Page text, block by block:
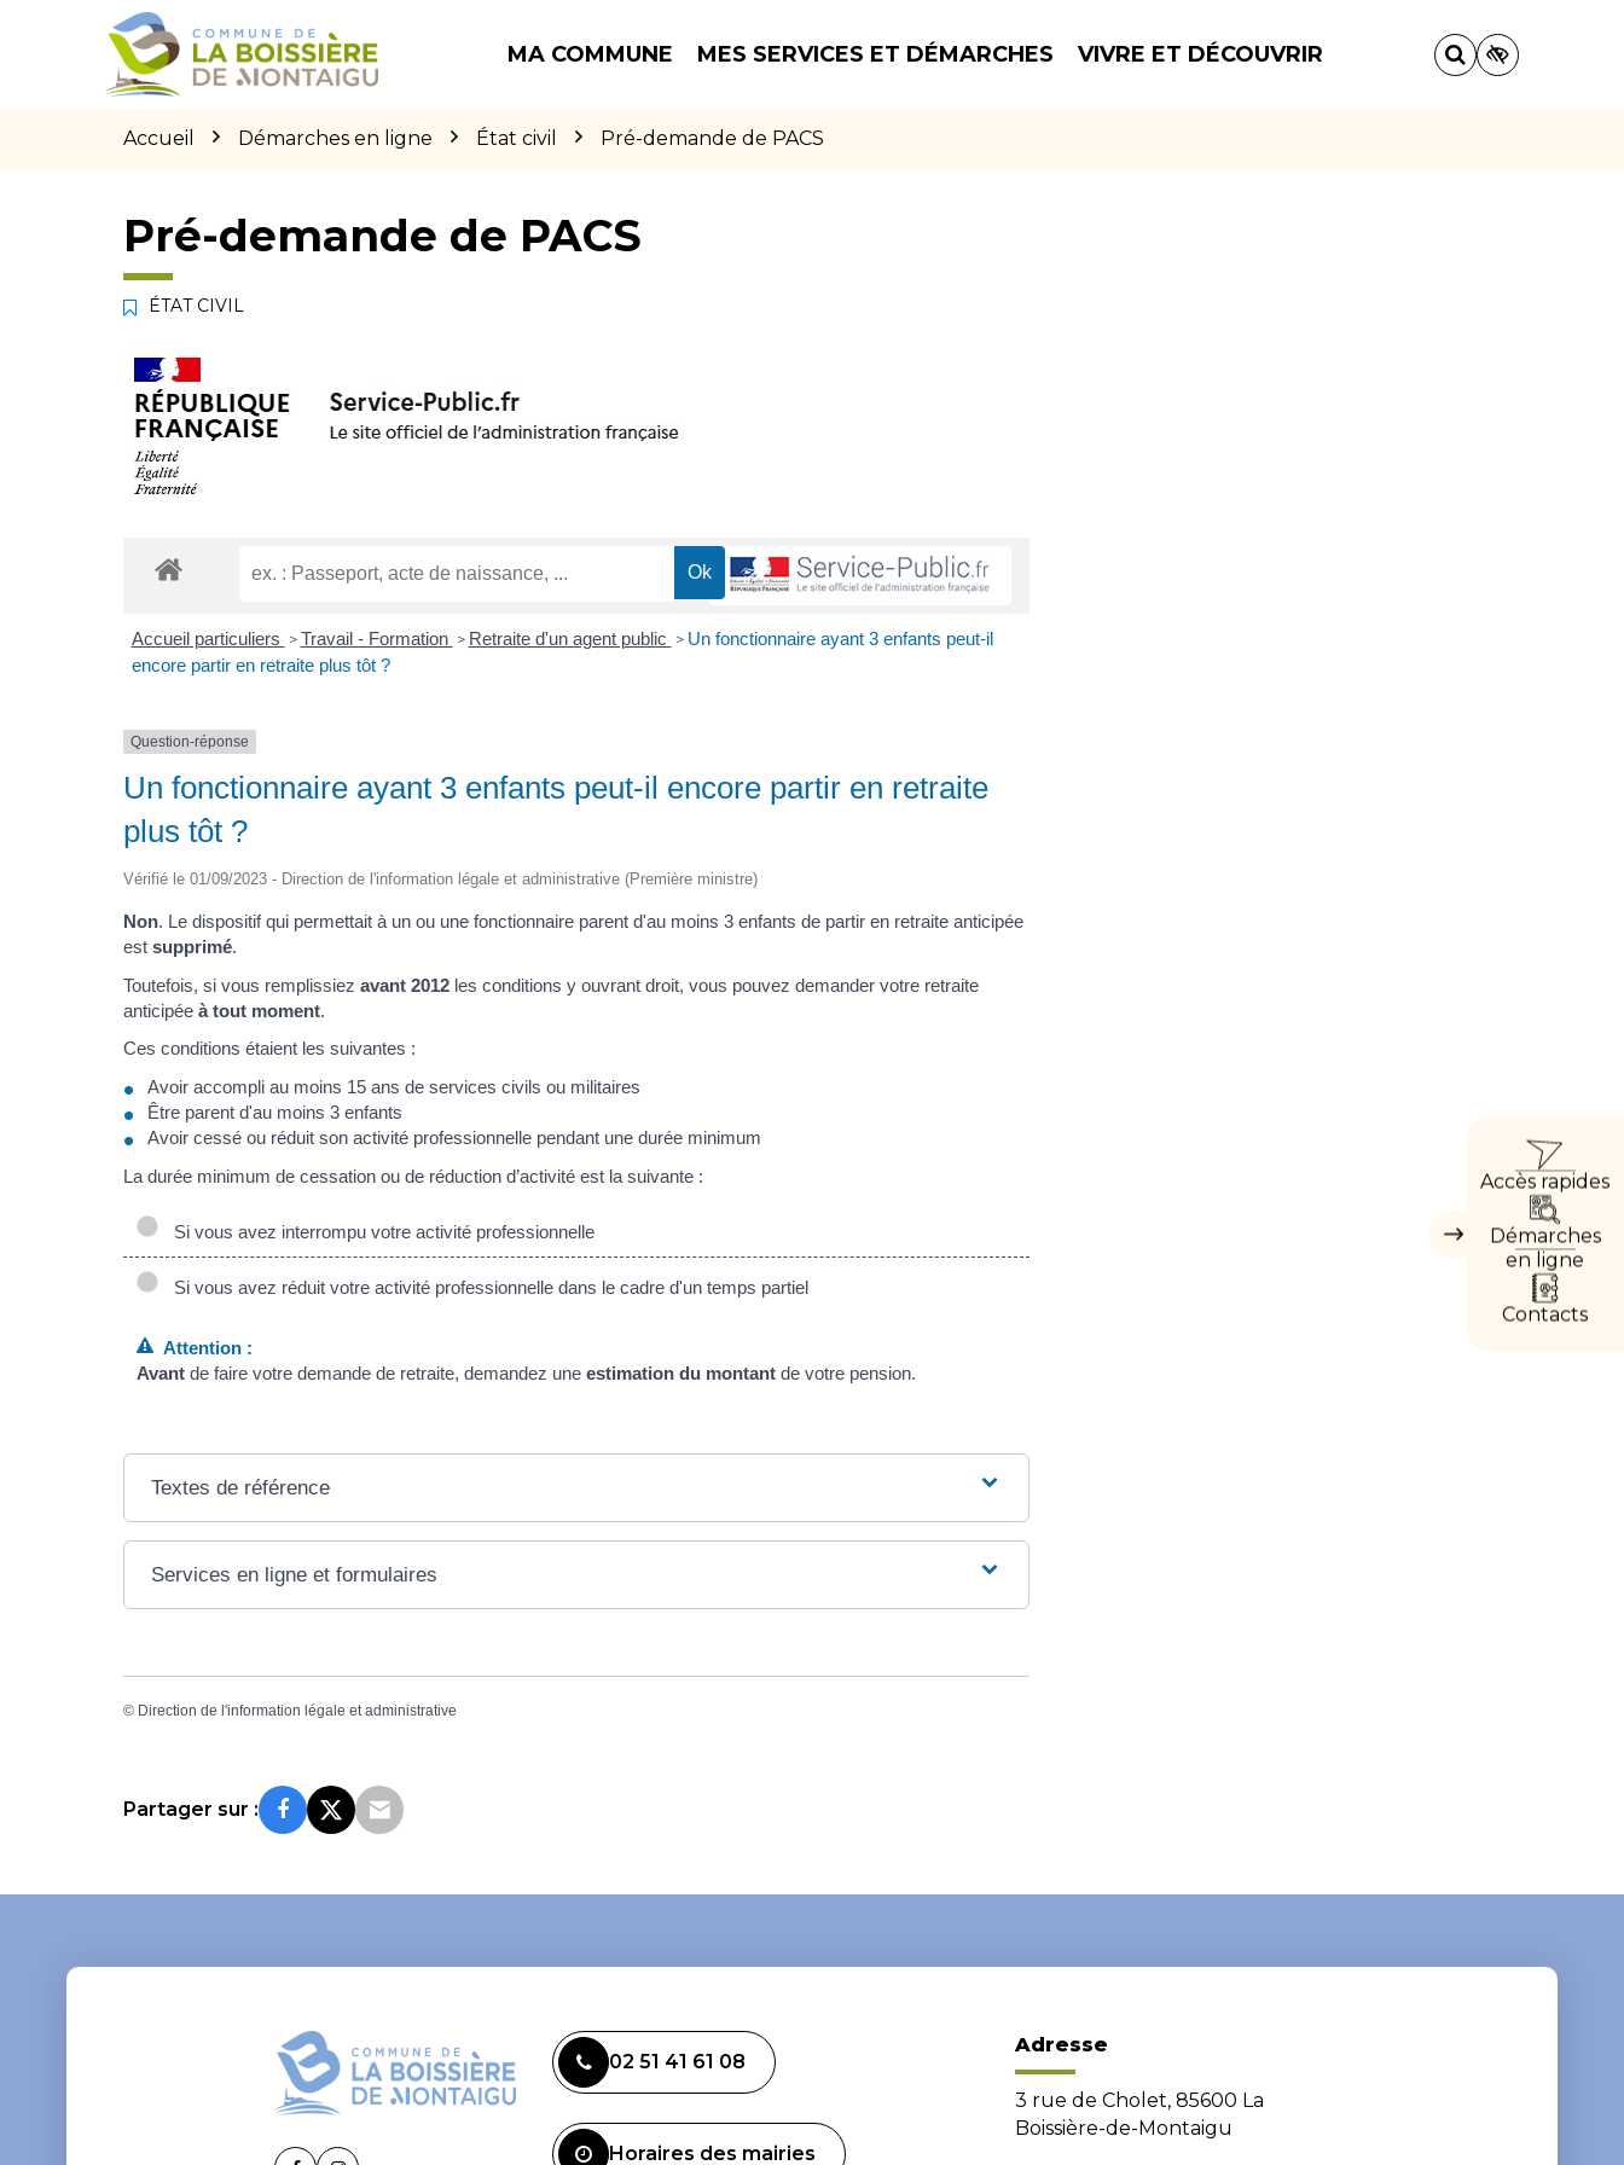
Gestion des traceurs
MA COMMUNE MES SERVICES ET DÉMARCHES VIVRE ET DÉCOUVRIR
Accueil Démarches en ligne État civil Pré-demande de PACS
Masquer
Accès rapides
Démarches
en ligne
Contacts
Pré-demande de PACS
ÉTAT CIVIL
Accueil particuliers > Travail - Formation > Retraite d'un agent public > Un fonctionnaire ayant 3 enfants peut-il
encore partir en retraite plus tôt ?
Question-réponse
Un fonctionnaire ayant 3 enfants peut-il encore partir en retraite
plus tôt ?
Vérifié le 01/09/2023 - Direction de l'information légale et administrative (Première ministre)
Non. Le dispositif qui permettait à un ou une fonctionnaire parent d'au moins 3 enfants de partir en retraite anticipée
est supprimé.
Toutefois, si vous remplissiez avant 2012 les conditions y ouvrant droit, vous pouvez demander votre retraite
anticipée à tout moment.
Ces conditions étaient les suivantes :
Avoir accompli au moins 15 ans de services civils ou militaires
Être parent d'au moins 3 enfants
Avoir cessé ou réduit son activité professionnelle pendant une durée minimum
La durée minimum de cessation ou de réduction d’activité est la suivante :
Si vous avez interrompu votre activité professionnelle
Si vous avez réduit votre activité professionnelle dans le cadre d'un temps partiel
Attention :
Avantde faire votre demande de retraite, demandez uneestimation du montant de votre pension.
Textes de référence
Services en ligne et formulaires
© Direction de l'information légale et administrative
Partager sur :
02 51 41 61 08
Horaires des mairies
Adresse
3 rue de Cholet, 85600 La
Boissière-de-Montaigu